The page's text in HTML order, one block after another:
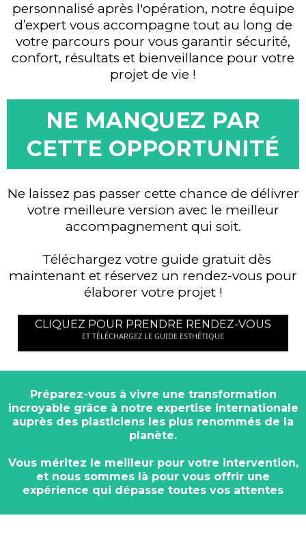
personnalisé après l'opération, notre équipe
d’expert vous accompagne tout au long de
votre parcours pour vous garantir sécurité,
confort, résultats et bienveillance pour votre
projet de vie !
NE MANQUEZ PAR
CETTE OPPORTUNITÉ
Ne laissez pas passer cette chance de délivrer
votre meilleure version avec le meilleur
accompagnement qui soit.
Téléchargez votre guide gratuit dès
maintenant et réservez un rendez-vous pour
élaborer votre projet !
CLIQUEZ POUR PRENDRE RENDEZ-VOUS
ET TÉLÉCHARGEZ LE GUIDE ESTHÉTIQUE
Préparez-vous à vivre une transformation
incroyable grâce à notre expertise internationale
auprès des plasticiens les plus renommés de la
planète.
Vous méritez le meilleur pour votre intervention,
et nous sommes là pour vous offrir une
expérience qui dépasse toutes vos attentes